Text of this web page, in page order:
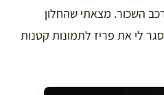
השכור. מצאתי שהחלון
לי את פריז לתמונות קטנות